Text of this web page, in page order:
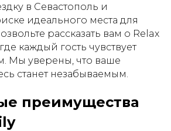
в Севастополь и
идеального места для
рассказать вам о Relax
каждый гость чувствует
Мы уверены, что ваше
станет незабываемым.
преимущества